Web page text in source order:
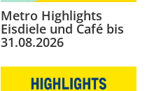
Metro Highlights
Eisdiele und Café bis
31.08.2026